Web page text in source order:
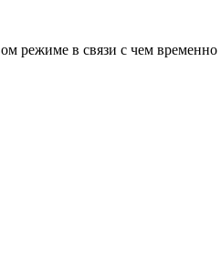
режиме в связи с чем временно